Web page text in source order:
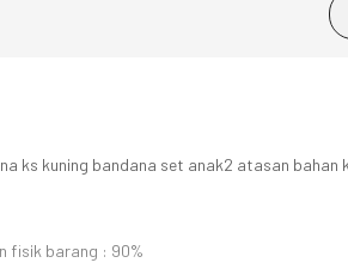
ks kuning bandana set anak2 atasan
fisik barang : 90%